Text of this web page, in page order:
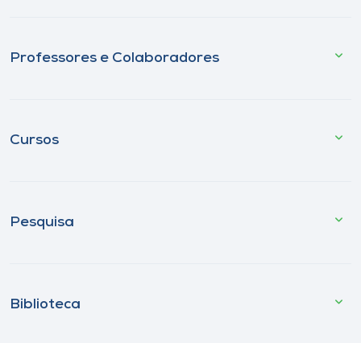
Professores e Colaboradores
Cursos
Pesquisa
Biblioteca